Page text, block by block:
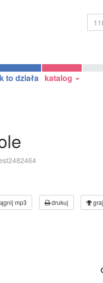
to działa katalog
mp3 drukuj graj